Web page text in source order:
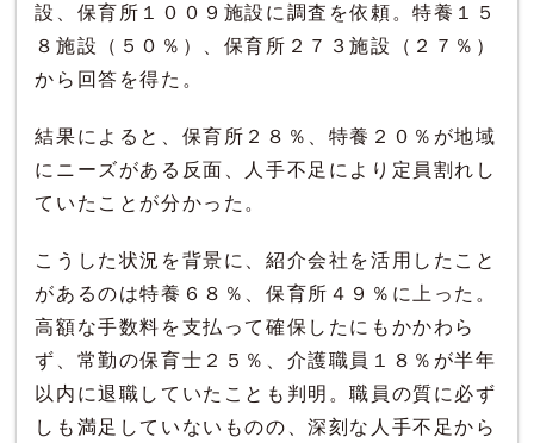
設、保育所１００９施設に調査を依頼。特養１５
８施設（５０％）、保育所２７３施設（２７％）
から回答を得た。
結果によると、保育所２８％、特養２０％が地域
にニーズがある反面、人手不足により定員割れし
ていたことが分かった。
こうした状況を背景に、紹介会社を活用したこと
があるのは特養６８％、保育所４９％に上った。
高額な手数料を支払って確保したにもかかわら
ず、常勤の保育士２５％、介護職員１８％が半年
以内に退職していたことも判明。職員の質に必ず
しも満足していないものの、深刻な人手不足から